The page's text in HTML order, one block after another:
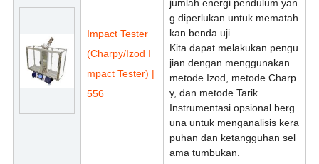
Impact Tester
(Charpy/Izod I
mpact Tester) |
556
jumlah energi pendulum yan
g diperlukan untuk mematah
kan benda uji.
Kita dapat melakukan pengu
jian dengan menggunakan
metode Izod, metode Charp
y, dan metode Tarik.
Instrumentasi opsional berg
una untuk menganalisis kera
puhan dan ketangguhan sel
ama tumbukan.